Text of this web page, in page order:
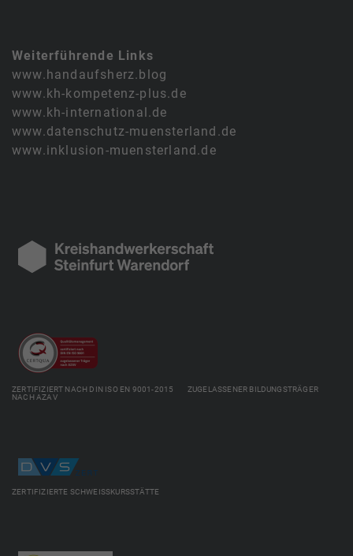
Weiterführende Links
www.handaufsherz.blog
www.kh-kompetenz-plus.de
www.kh-international.de
www.datenschutz-muensterland.de
www.inklusion-muensterland.de
ZERTIFIZIERT NACH DIN ISO EN 9001-2015 ZUGELASSENER BILDUNGSTRÄGER
NACH AZAV
ZERTIFIZIERTE SCHWEISSKURSSTÄTTE